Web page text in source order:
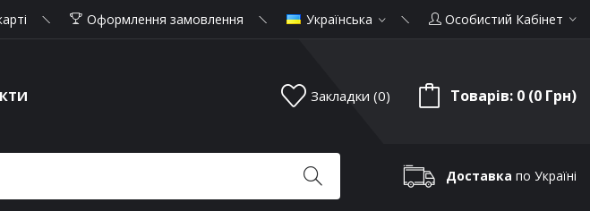
Оформлення замовлення Українська Особистий Кабінет
Закладки (0) Товарів: 0 (0 Грн)
Доставка по Україні